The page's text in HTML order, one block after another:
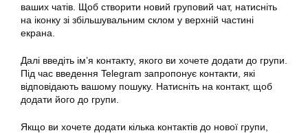
ваших чатів. Щоб створити новий груповий чат, натисніть
на іконку зі збільшувальним склом у верхній частині
екрана.
Далі введіть ім’я контакту, якого ви хочете додати до групи.
Під час введення Telegram запропонує контакти, які
відповідають вашому пошуку. Натисніть на контакт, щоб
додати його до групи.
Якщо ви хочете додати кілька контактів до нової групи,